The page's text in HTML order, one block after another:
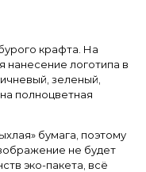
крафта. На
логотипа в
зеленый,
полноцветная
бумага, поэтому
не будет
эко-пакета, всё